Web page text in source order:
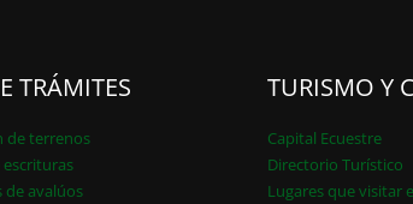
TRÁMITES
de terrenos
de avalúos
TURISMO Y
Capital Ecuestre
Directorio Turístico
Lugares que visitar